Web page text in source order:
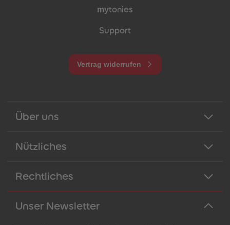
mytonies
Support
Vertrag widerrufen
Über uns
Nützliches
Rechtliches
Unser Newsletter